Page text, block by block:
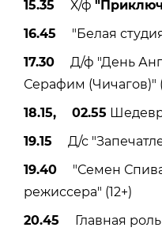
15.35 Х/ф
16.45 "Белая
17.30 Д/ф "День
Серафим (Чичагов)"
18.15, 02.55
19.15 Д/с
19.40 "Семен
режиссера" (12+)
20.45 Главная роль